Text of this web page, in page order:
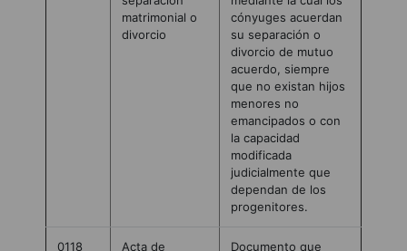
matrimonial o
divorcio
cónyuges acuerdan
su separación o
divorcio de mutuo
acuerdo, siempre
que no existan hijos
menores no
emancipados o con
la capacidad
modificada
judicialmente que
dependan de los
progenitores.
0118 Acta de Documento que